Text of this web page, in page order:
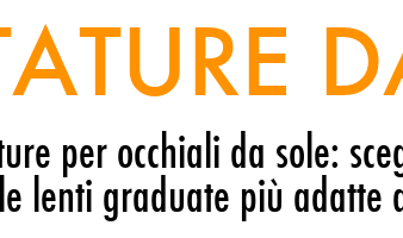
per occhiali da sole:
lenti graduate più adatte